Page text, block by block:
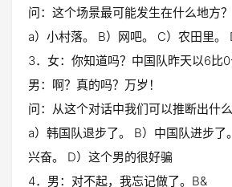
问：这个场景最可能发生在什么地方？
a）小村落。 B）网吧。 C）农田里。
3．女：你知道吗？中国队昨天以6比0
男：啊？真的吗？万岁！
问：从这个对话中我们可以推断出什么
a）韩国队退步了。 B）中国队进步了
兴奋。 D）这个男的很好骗
4．男：对不起，我忘记做了。B&